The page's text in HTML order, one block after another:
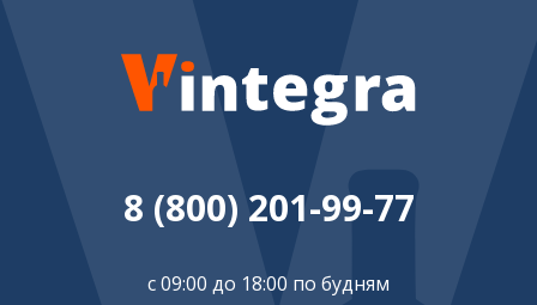
8 (800) 201-99-77
с 09:00 до 18:00 по будням